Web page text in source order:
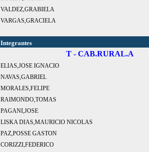
VALDEZ,GRABIELA
VARGAS,GRACIELA
Integrantes
T - CAB.RURAL.A
ELIAS,JOSE IGNACIO
NAVAS,GABRIEL
MORALES,FELIPE
RAIMONDO,TOMAS
PAGANI,JOSE
LISKA DIAS,MAURICIO NICOLAS
PAZ,POSSE GASTON
CORIZZI,FEDERICO